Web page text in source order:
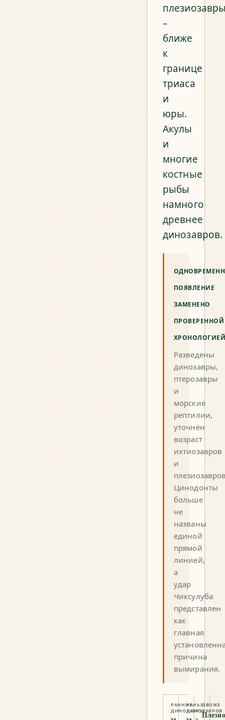
–
ближе
к
границе
триаса
и
юры.
Акулы
и
многие
костные
рыбы
намного
древнее
динозавров.
ПОЯВЛЕНИЕ
ЗАМЕНЕНО
ПРОВЕРЕННОЙ
Разведены
динозавры,
птерозавры
и
морские
рептилии,
уточнён
возраст
ихтиозавров
и
Цинодонты
больше
не
названы
единой
прямой
линией,
а
удар
Чиксулуба
представлен
как
главная
причина
вымирания.
РАННИЕ
ДИНОЗАВРЫ
РАНЬШЕ
ДИНОЗАВРОВ
ПОЗЖЕ